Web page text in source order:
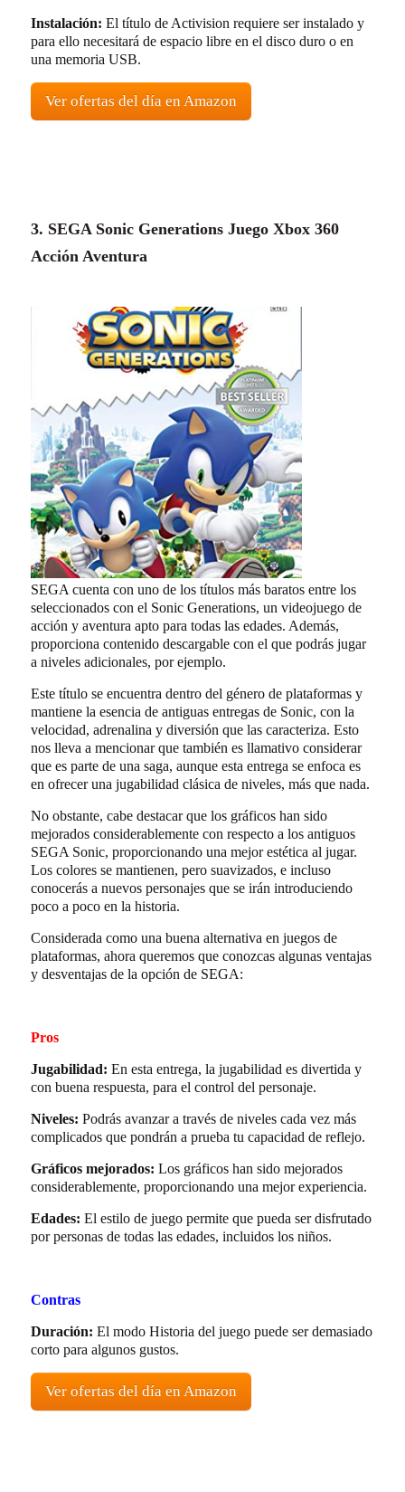
Instalación: El título de Activision requiere ser instalado y
para ello necesitará de espacio libre en el disco duro o en
una memoria USB.
Ver ofertas del día en Amazon
3. SEGA Sonic Generations Juego Xbox 360
Acción Aventura
SEGA cuenta con uno de los títulos más baratos entre los
seleccionados con el Sonic Generations, un videojuego de
acción y aventura apto para todas las edades. Además,
proporciona contenido descargable con el que podrás jugar
a niveles adicionales, por ejemplo.
Este título se encuentra dentro del género de plataformas y
mantiene la esencia de antiguas entregas de Sonic, con la
velocidad, adrenalina y diversión que las caracteriza. Esto
nos lleva a mencionar que también es llamativo considerar
que es parte de una saga, aunque esta entrega se enfoca es
en ofrecer una jugabilidad clásica de niveles, más que nada.
No obstante, cabe destacar que los gráficos han sido
mejorados considerablemente con respecto a los antiguos
SEGA Sonic, proporcionando una mejor estética al jugar.
Los colores se mantienen, pero suavizados, e incluso
conocerás a nuevos personajes que se irán introduciendo
poco a poco en la historia.
Considerada como una buena alternativa en juegos de
plataformas, ahora queremos que conozcas algunas ventajas
y desventajas de la opción de SEGA:
Pros
Jugabilidad: En esta entrega, la jugabilidad es divertida y
con buena respuesta, para el control del personaje.
Niveles: Podrás avanzar a través de niveles cada vez más
complicados que pondrán a prueba tu capacidad de reflejo.
Gráficos mejorados: Los gráficos han sido mejorados
considerablemente, proporcionando una mejor experiencia.
Edades: El estilo de juego permite que pueda ser disfrutado
por personas de todas las edades, incluidos los niños.
Contras
Duración: El modo Historia del juego puede ser demasiado
corto para algunos gustos.
Ver ofertas del día en Amazon